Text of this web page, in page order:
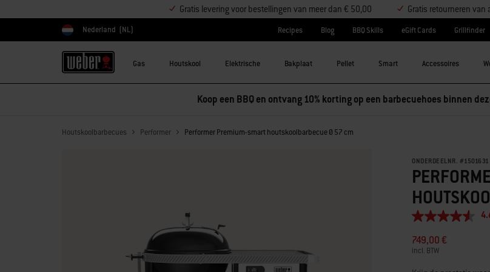
Gratis levering voor bestellingen van meer dan € 50,00 Gratis retourneren van
Kies land
Nederland (NL) Recipes Blog BBQ Skills eGift Cards Grillfinder
Gas Houtskool Elektrische Bakplaat Pellet Smart Accessoires
Koop een BBQ en ontvang 10% korting op een barbecuehoes binnen
Houtskoolbarbecues Performer Performer Premium-smart houtskoolbarbecue Ø 57 cm
ONDERDEELNR. #1501631
4.6
5
sterren,
scorewaarde.
749,00 €
incl. BTW